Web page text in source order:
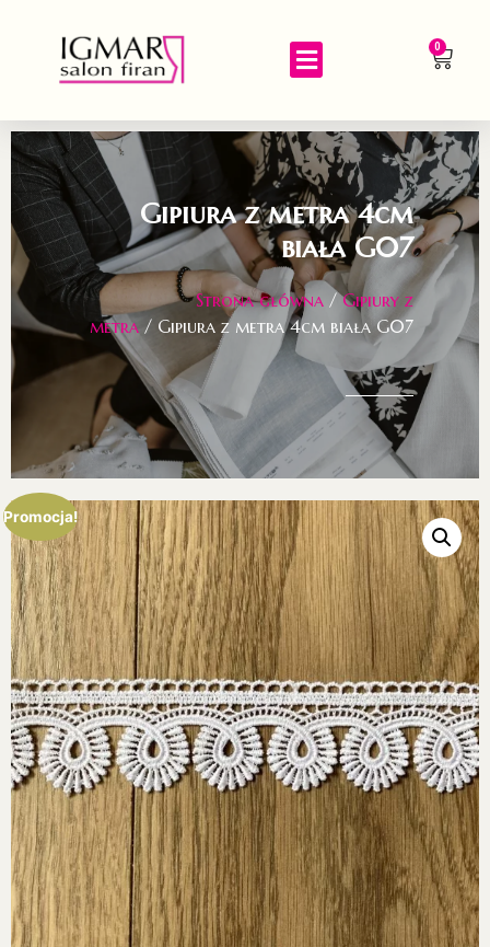
0
Gipiura z metra 4cm
biała G07
Strona główna /Gipiury z
metra / Gipiura z metra 4cm biała G07
Promocja!